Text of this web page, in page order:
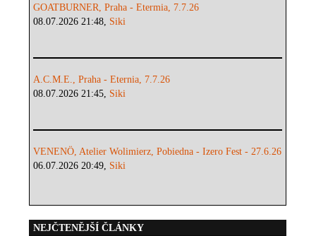
GOATBURNER, Praha - Etermia, 7.7.26
08.07.2026 21:48, Siki
A.C.M.E., Praha - Eternia, 7.7.26
08.07.2026 21:45, Siki
VENENÖ, Atelier Wolimierz, Pobiedna - Izero Fest - 27.6.26
06.07.2026 20:49, Siki
NEJČTENĚJŠÍ ČLÁNKY